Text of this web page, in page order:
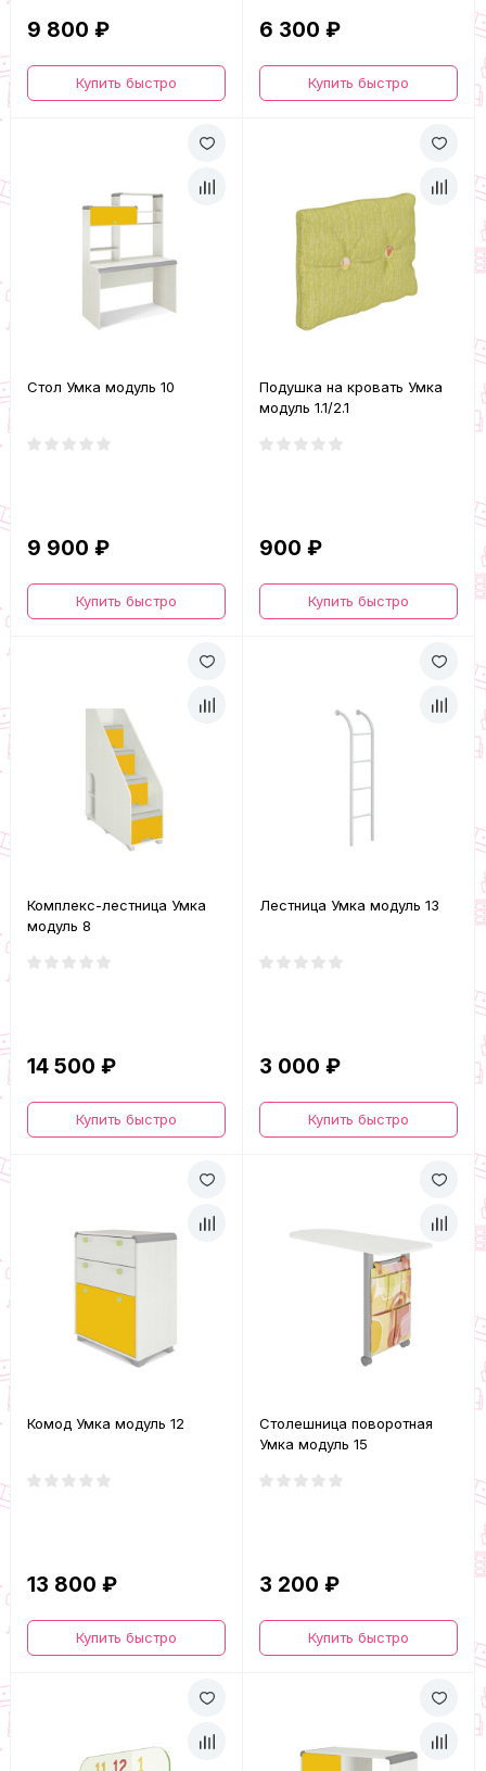
9 800 ₽
Купить быстро
6 300 ₽
Купить быстро
Стол Умка модуль 10
9 900 ₽
Купить быстро
Подушка на кровать Умка
модуль 1.1/2.1
900 ₽
Купить быстро
Комплекс-лестница Умка
модуль 8
14 500 ₽
Купить быстро
Лестница Умка модуль 13
3 000 ₽
Купить быстро
Комод Умка модуль 12
13 800 ₽
Купить быстро
Столешница поворотная
Умка модуль 15
3 200 ₽
Купить быстро